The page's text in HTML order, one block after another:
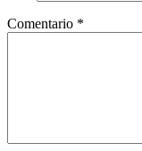
Comentario *